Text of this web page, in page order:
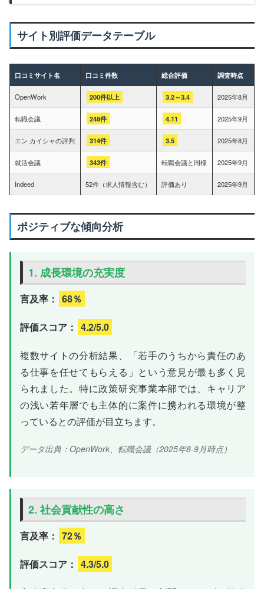
サイト別評価データテーブル
口コミサイト名 口コミ件数 総合評価 調査時点
OpenWork 200件以上 3.2～3.4 2025年8月
転職会議 248件 4.11 2025年9月
エン カイシャの評判 314件 3.5 2025年8月
就活会議 343件 転職会議と同様 2025年9月
Indeed 52件（求人情報含む） 評価あり 2025年9月
ポジティブな傾向分析
1. 成長環境の充実度
言及率： 68％
評価スコア： 4.2/5.0
複数サイトの分析結果、「若手のうちから責任のあ
る仕事を任せてもらえる」という意見が最も多く見
られました。特に政策研究事業本部では、キャリア
の浅い若年層でも主体的に案件に携われる環境が整
っているとの評価が目立ちます。
データ出典：OpenWork、転職会議（2025年8-9月時点）
2. 社会貢献性の高さ
言及率： 72％
評価スコア： 4.3/5.0